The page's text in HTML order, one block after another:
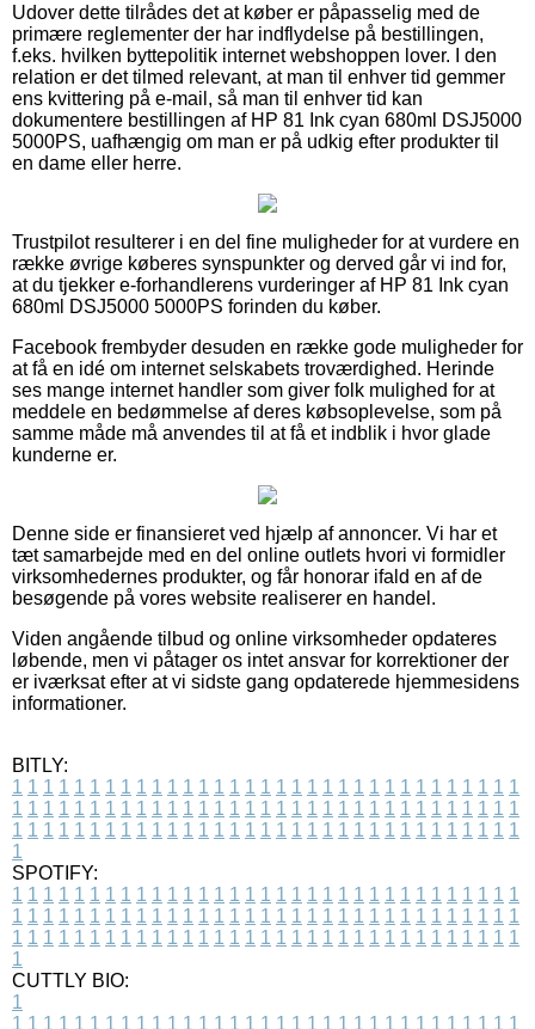
Udover dette tilrådes det at køber er påpasselig med de
primære reglementer der har indflydelse på bestillingen,
f.eks. hvilken byttepolitik internet webshoppen lover. I den
relation er det tilmed relevant, at man til enhver tid gemmer
ens kvittering på e-mail, så man til enhver tid kan
dokumentere bestillingen af HP 81 Ink cyan 680ml DSJ5000
5000PS, uafhængig om man er på udkig efter produkter til
en dame eller herre.
Trustpilot resulterer i en del fine muligheder for at vurdere en
række øvrige køberes synspunkter og derved går vi ind for,
at du tjekker e-forhandlerens vurderinger af HP 81 Ink cyan
680ml DSJ5000 5000PS forinden du køber.
Facebook frembyder desuden en række gode muligheder for
at få en idé om internet selskabets troværdighed. Herinde
ses mange internet handler som giver folk mulighed for at
meddele en bedømmelse af deres købsoplevelse, som på
samme måde må anvendes til at få et indblik i hvor glade
kunderne er.
Denne side er finansieret ved hjælp af annoncer. Vi har et
tæt samarbejde med en del online outlets hvori vi formidler
virksomhedernes produkter, og får honorar ifald en af de
besøgende på vores website realiserer en handel.
Viden angående tilbud og online virksomheder opdateres
løbende, men vi påtager os intet ansvar for korrektioner der
er iværksat efter at vi sidste gang opdaterede hjemmesidens
informationer.
BITLY:
1 1 1 1 1 1 1 1 1 1 1 1 1 1 1 1 1 1 1 1 1 1 1 1 1 1 1 1 1 1 1 1 1
1 1 1 1 1 1 1 1 1 1 1 1 1 1 1 1 1 1 1 1 1 1 1 1 1 1 1 1 1 1 1 1 1
1 1 1 1 1 1 1 1 1 1 1 1 1 1 1 1 1 1 1 1 1 1 1 1 1 1 1 1 1 1 1 1 1
1
SPOTIFY:
1 1 1 1 1 1 1 1 1 1 1 1 1 1 1 1 1 1 1 1 1 1 1 1 1 1 1 1 1 1 1 1 1
1 1 1 1 1 1 1 1 1 1 1 1 1 1 1 1 1 1 1 1 1 1 1 1 1 1 1 1 1 1 1 1 1
1 1 1 1 1 1 1 1 1 1 1 1 1 1 1 1 1 1 1 1 1 1 1 1 1 1 1 1 1 1 1 1 1
1
CUTTLY BIO:
1
1 1 1 1 1 1 1 1 1 1 1 1 1 1 1 1 1 1 1 1 1 1 1 1 1 1 1 1 1 1 1 1 1